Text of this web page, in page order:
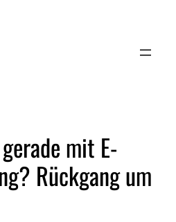
mit E-
Rückgang um